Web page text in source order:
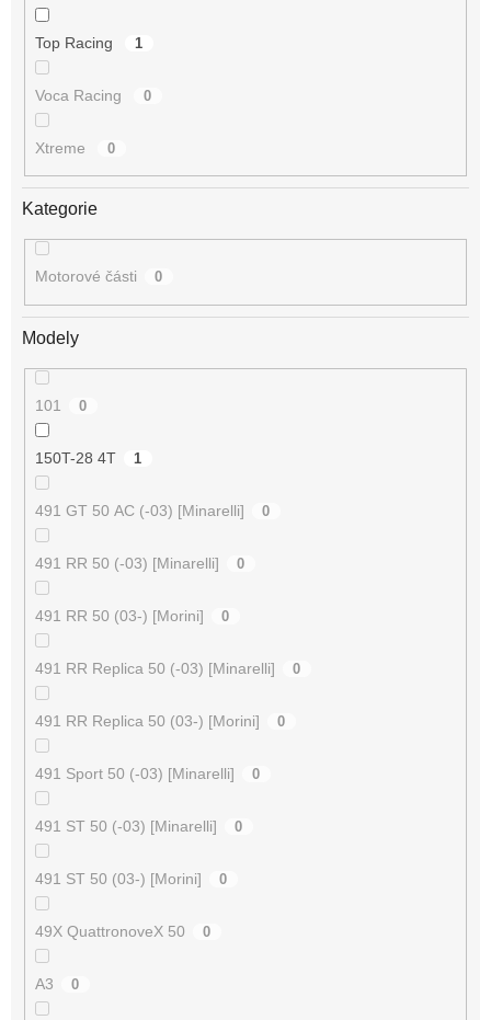
Top Racing 1
Voca Racing 0
Xtreme 0
Kategorie
Motorové části 0
Modely
101 0
150T-28 4T 1
491 GT 50 AC (-03) [Minarelli] 0
491 RR 50 (-03) [Minarelli] 0
491 RR 50 (03-) [Morini] 0
491 RR Replica 50 (-03) [Minarelli] 0
491 RR Replica 50 (03-) [Morini] 0
491 Sport 50 (-03) [Minarelli] 0
491 ST 50 (-03) [Minarelli] 0
491 ST 50 (03-) [Morini] 0
49X QuattronoveX 50 0
A3 0